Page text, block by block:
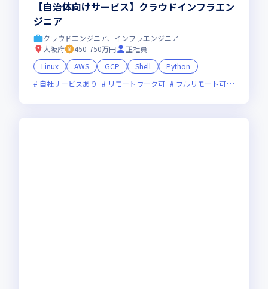
【自治体向けサービス】クラウドインフラエン
ジニア
クラウドエンジニア、インフラエンジニア
大阪府
450-750万円
正社員
Linux
AWS GCP Shell
Python
自社サービスあり
リモートワーク可 フルリモート可